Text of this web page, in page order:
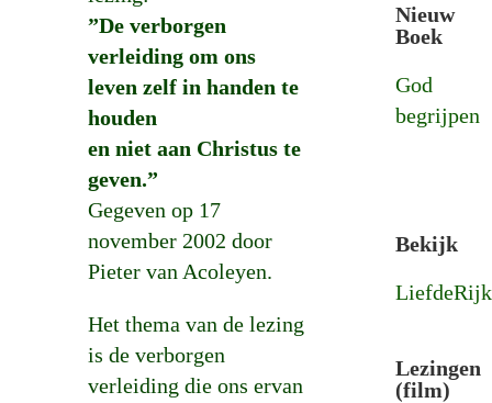
”De verborgen
verleiding om ons
leven zelf in handen te
houden
en niet aan Christus te
geven.”
Gegeven op 17
november 2002 door
Pieter van Acoleyen.
Het thema van de lezing
is de verborgen
verleiding die ons ervan
Nieuw
Boek
God
begrijpen
Bekijk
LiefdeRijk
Lezingen
(film)